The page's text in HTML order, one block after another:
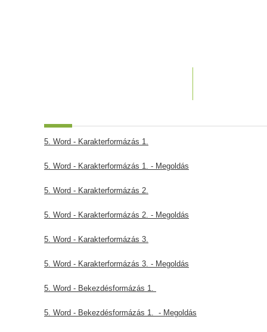
5. Word - Karakterformázás 1.
5. Word - Karakterformázás 1. - Megoldás
5. Word - Karakterformázás 2.
5. Word - Karakterformázás 2. - Megoldás
5. Word - Karakterformázás 3.
5. Word - Karakterformázás 3. - Megoldás
5. Word - Bekezdésformázás 1.
5. Word - Bekezdésformázás 1. - Megoldás